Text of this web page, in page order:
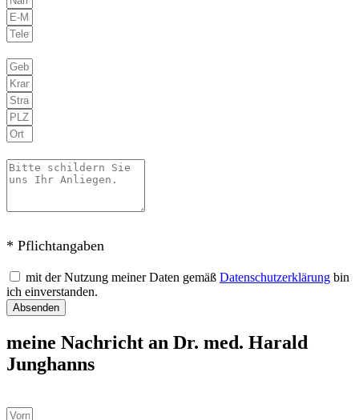
* Pflichtangaben
mit der Nutzung meiner Daten gemäß Datenschutzerklärung bin
ich einverstanden.
Absenden
meine Nachricht an Dr. med. Harald
Junghanns